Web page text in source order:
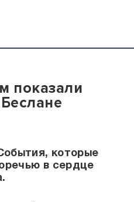
показали
которые
в сердце